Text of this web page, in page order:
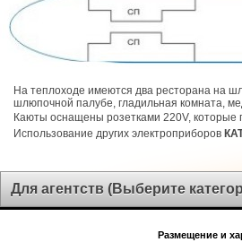
На теплоходе имеются два ресторана на
шлюпочной палубе, гладильная комната,
Каюты оснащены розетками 220V, которые
Использование других электроприборов
Для агентств (Выберите
Размещение и